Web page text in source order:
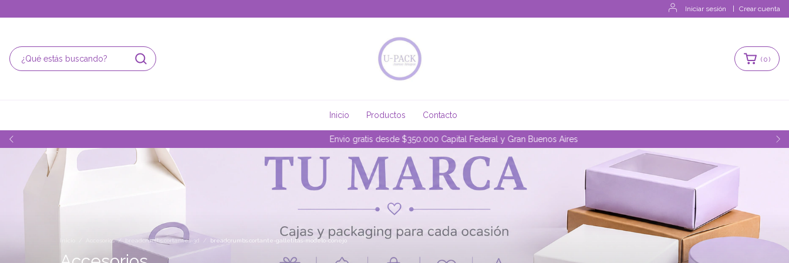
Iniciar sesión Crear cuenta
Envio gratis desde $350.000 Capital Federal y Gran Buenos Aires
(0)
Inicio Productos Contacto
Accesorios / breadcrumbs.cortantes-3d / breadcrumbs.cortante-galletitas-modelo-conejo